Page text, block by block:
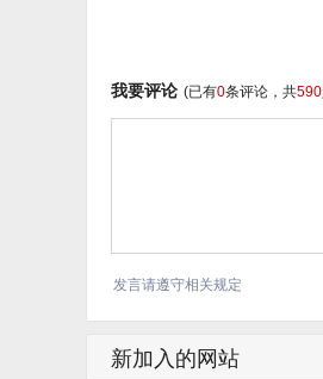
我要评论 (已有0条评论，共590
发言请遵守相关规定
新加入的网站